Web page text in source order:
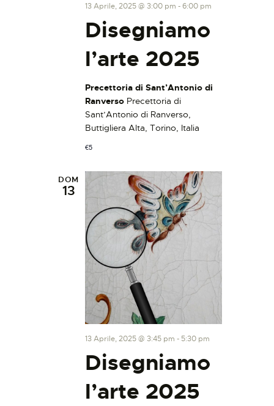
Disegniamo
l’arte 2025
13 Aprile, 2025 @ 3:00 pm -6:00 pm
Precettoria di Sant’Antonio di
Ranverso Precettoria di
Sant’Antonio di Ranverso,
Buttigliera Alta, Torino, Italia
€5
DOM
13
Disegniamo
l’arte 2025
13 Aprile, 2025 @ 3:45 pm - 5:30 pm